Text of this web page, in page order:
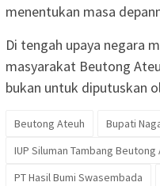
menentukan masa
Di tengah upaya negara
masyarakat Beutong
bukan untuk diputuskan
Beutong Ateuh Bupati
IUP Siluman Tambang Beutong
PT Hasil Bumi Swasembada